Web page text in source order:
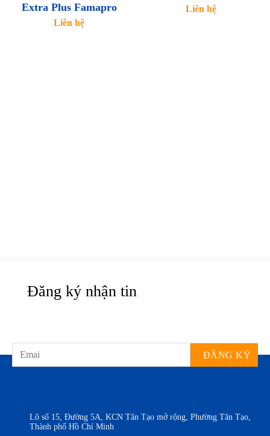
Extra Plus Famapro
Liên hệ
Liên hệ
Đăng ký nhận tin
Lô số 15, Đường 5A, KCN Tân Tạo mở rộng, Phường Tân Tạo,
Thành phố Hồ Chí Minh